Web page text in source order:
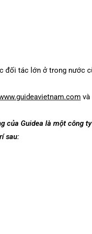
đối tác lớn ở trong nước
và
của Guidea là một công
sau: